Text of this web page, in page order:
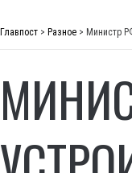
Главпост > Разное > Министр